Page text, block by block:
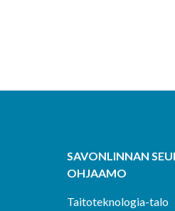
SAVONLINNAN
OHJAAMO
Taitoteknologia-talo